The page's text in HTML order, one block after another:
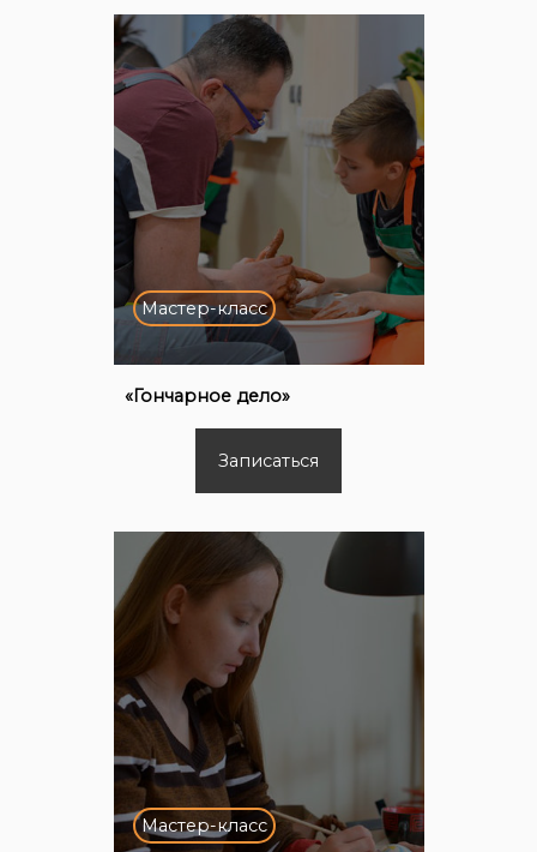
Мастер-класс
«Гончарное дело»
Записаться
Мастер-класс